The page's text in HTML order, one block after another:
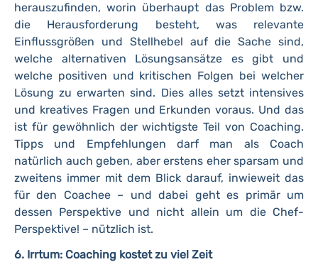
herauszufinden, worin überhaupt das Problem bzw.
die Herausforderung besteht, was relevante
Einflussgrößen und Stellhebel auf die Sache sind,
welche alternativen Lösungsansätze es gibt und
welche positiven und kritischen Folgen bei welcher
Lösung zu erwarten sind. Dies alles setzt intensives
und kreatives Fragen und Erkunden voraus. Und das
ist für gewöhnlich der wichtigste Teil von Coaching.
Tipps und Empfehlungen darf man als Coach
natürlich auch geben, aber erstens eher sparsam und
zweitens immer mit dem Blick darauf, inwieweit das
für den Coachee – und dabei geht es primär um
dessen Perspektive und nicht allein um die Chef-
Perspektive! – nützlich ist.
6. Irrtum: Coaching kostet zu viel Zeit